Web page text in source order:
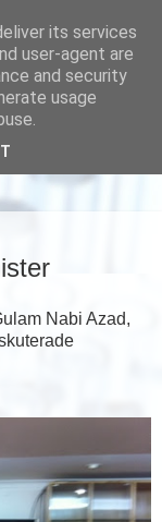
och svenska
Nabi Azad,
its services
user-agent are
and security
usage